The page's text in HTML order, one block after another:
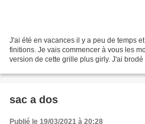
J'ai été en vacances il y a peu de temps
finitions. Je vais commencer à vous les
version de cette grille plus girly. J'ai
sac a dos
Publié le 19/03/2021 à 20:28